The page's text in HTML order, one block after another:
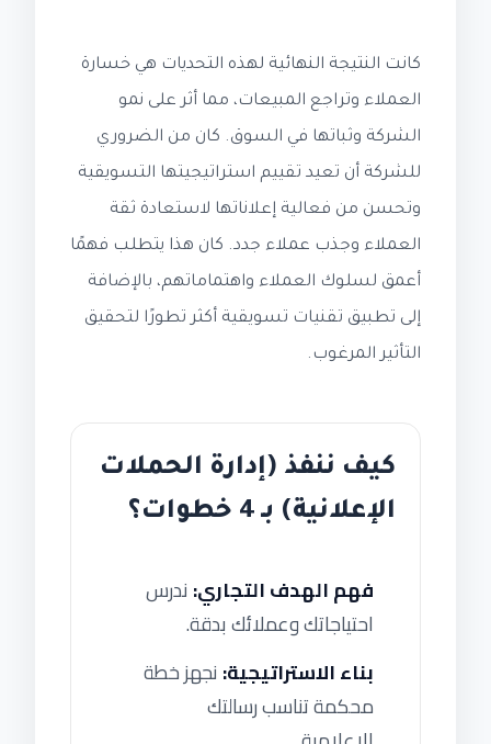
كانت النتيجة النهائية لهذه التحديات هي خسارة
العملاء وتراجع المبيعات، مما أثر على نمو
الشركة وثباتها في السوق. كان من الضروري
للشركة أن تعيد تقييم استراتيجيتها التسويقية
وتحسن من فعالية إعلاناتها لاستعادة ثقة
العملاء وجذب عملاء جدد. كان هذا يتطلب فهمًا
أعمق لسلوك العملاء واهتماماتهم، بالإضافة
إلى تطبيق تقنيات تسويقية أكثر تطورًا لتحقيق
التأثير المرغوب.
كيف ننفذ (إدارة الحملات
الإعلانية) بـ 4 خطوات؟
فهم الهدف التجاري: ندرس
احتياجاتك وعملائك بدقة.
بناء الاستراتيجية: نجهز خطة
محكمة تناسب رسالتك